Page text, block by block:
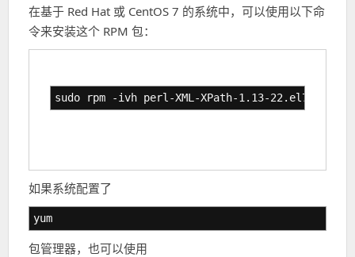
在基于 Red Hat 或 CentOS 7 的系统中，可以使用以下命
令来安装这个 RPM 包：
sudo rpm -ivh perl-XML-XPath-1.13-
如果系统配置了
yum
包管理器，也可以使用